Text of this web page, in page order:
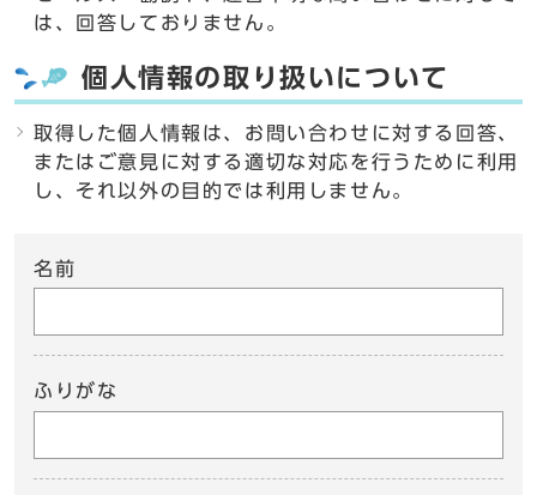
は、回答しておりません。
個人情報の取り扱いについて
取得した個人情報は、お問い合わせに対する回答、
またはご意見に対する適切な対応を行うために利用
し、それ以外の目的では利用しません。
名前
ふりがな